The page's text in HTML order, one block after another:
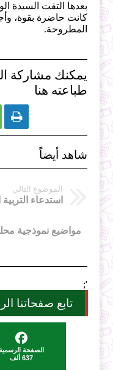
بعدها التقت السيدة
كانت حاضرة بقوة،
المطروحة.
يمكنك مشاركة
طباعته هنا

شاهد أيضاً
الموضوع التالي
';
تابع صفحاتنا
الصفحة
637 ألف